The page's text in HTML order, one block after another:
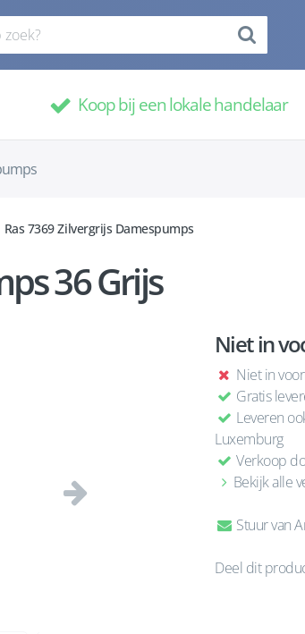
Koop bij een lokale handelaar
Ras 7369 Zilvergrijs Damespumps
36 Grijs
Volgende
Niet in
Niet in
Gratis
Leveren
Luxemburg
Verkoop
Bekijk alle
Stuur van
Deel dit